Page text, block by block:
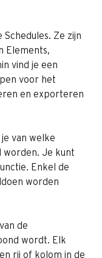
Ze zijn
Elements,
vind je een
voor het
en exporteren
van welke
worden. Je kunt
Enkel de
worden
de
wordt. Elk
rij of kolom in de